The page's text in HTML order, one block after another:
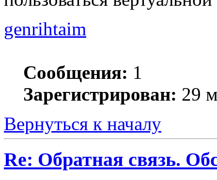
genrihtaim
Сообщения: 1
Зарегистрирован: 29
Вернуться к началу
Re: Обратная связь.